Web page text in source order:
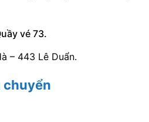
vé 73.
– 443 Lê Duẩn.